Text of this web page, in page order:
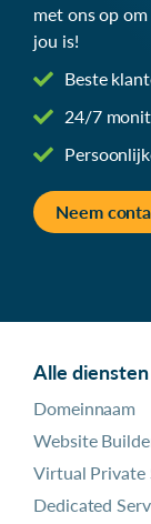
met ons op
jou is!
Beste
24/7
Neem
Alle diensten
Domeinnaam
Website
Virtual Private
Dedicated